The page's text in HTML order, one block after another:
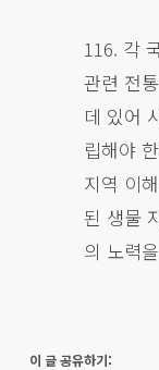
116. 각
관련 전
데 있어
립해야
지역 이
된 생물
의 노력
이 글 공유하기: